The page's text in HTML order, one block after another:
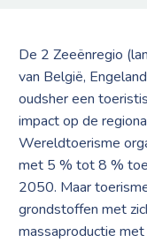
De 2 Zeeënregio
van België,
oudsher een
impact op de
Wereldtoerisme
met 5 % tot 8 %
2050. Maar
grondstoffen met
massaproductie